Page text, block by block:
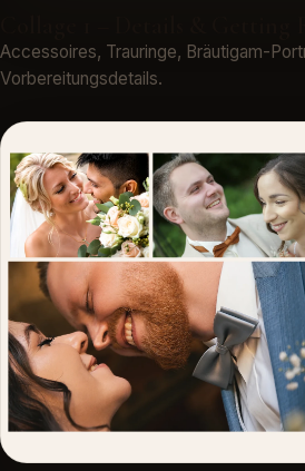
Accessoires, Trauringe, Bräutigam-
Vorbereitungsdetails.